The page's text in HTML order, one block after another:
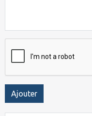
Ajouter